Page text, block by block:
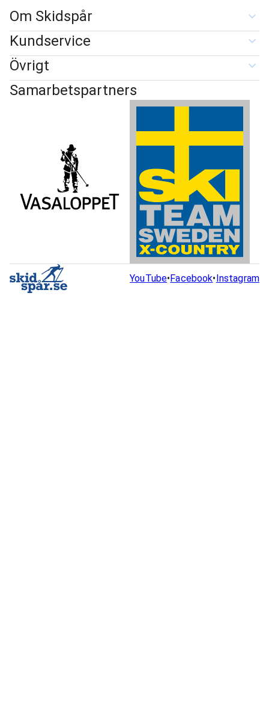
Om Skidspår
Kundservice
Övrigt
Samarbetspartners
YouTube•Facebook•Instagram